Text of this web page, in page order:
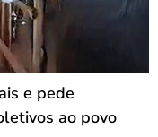
e pede
ao povo